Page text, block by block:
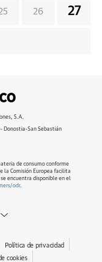
26 27
S.A.
Donostia-San Sebastián
de consumo conforme
la Comisión Europea facilita
encuentra disponible en el
odr.
Política de privacidad
cookies